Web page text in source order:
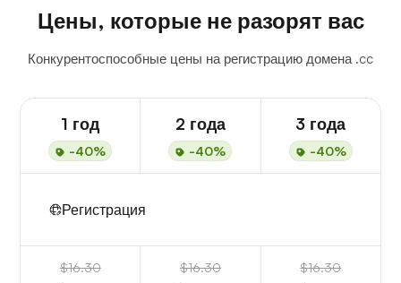
Цены, которые не разорят вас
Конкурентоспособные цены на регистрацию домена .cc
1 год
-40%
2 года
-40%
3 года
-40%
Регистрация
$16.30 $16.30 $16.30